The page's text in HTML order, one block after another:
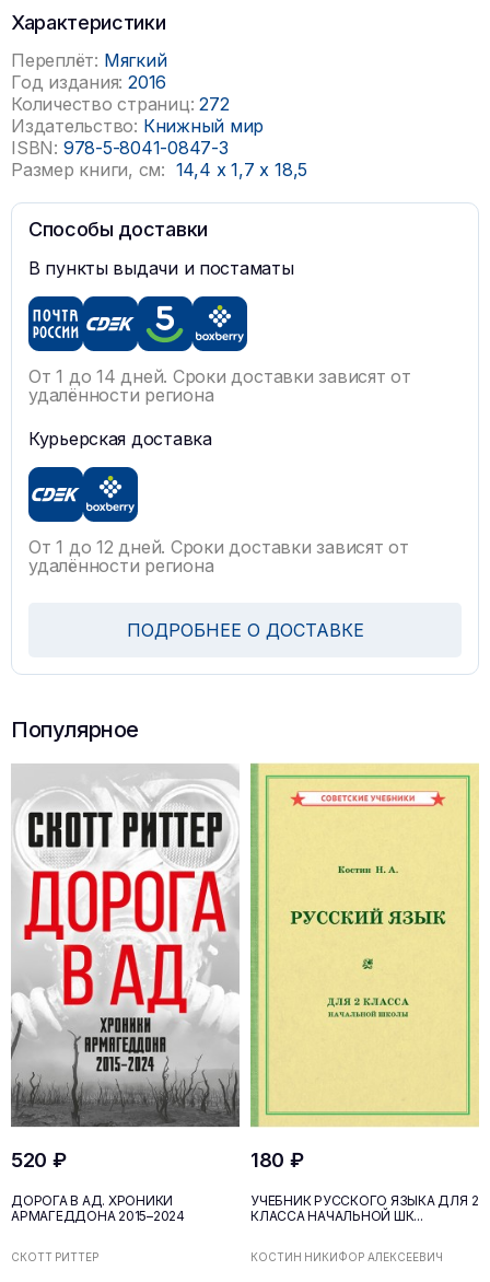
Характеристики
Переплёт: Мягкий
Год издания: 2016
Количество страниц: 272
Издательство: Книжный мир
ISBN: 978-5-8041-0847-3
Размер книги, см: 14,4 x 1,7x 18,5
Способы доставки
В пункты выдачи и постаматы
От 1 до 14 дней. Сроки доставки зависят от
удалённости региона
Курьерская доставка
От 1 до 12 дней. Сроки доставки зависят от
удалённости региона
ПОДРОБНЕЕ О ДОСТАВКЕ
Популярное
520 ₽
ДОРОГА В АД. ХРОНИКИ
АРМАГЕДДОНА 2015–2024
СКОТТ РИТТЕР
180 ₽
УЧЕБНИК РУССКОГО ЯЗЫКА ДЛЯ 2
КЛАССА НАЧАЛЬНОЙ ШК...
КОСТИН НИКИФОР АЛЕКСЕЕВИЧ